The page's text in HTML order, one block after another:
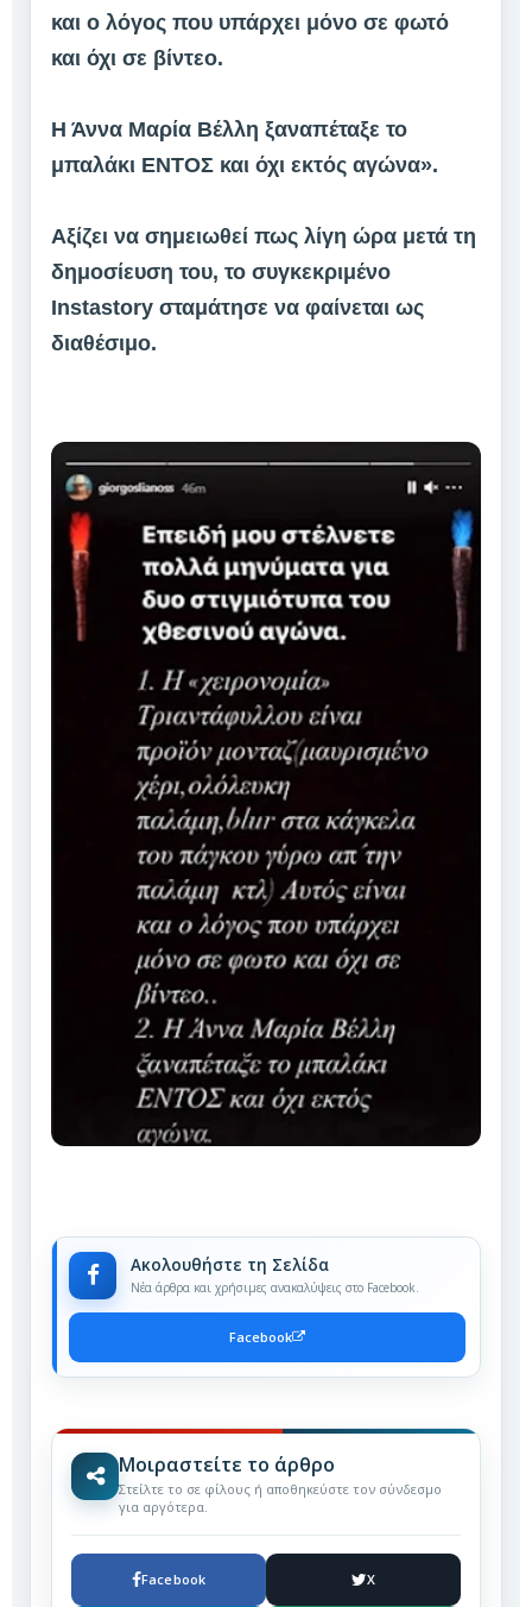
και ο λόγος που υπάρχει μόνο σε φωτό
και όχι σε βίντεο.
Η Άννα Μαρία Βέλλη ξαναπέταξε το
μπαλάκι ΕΝΤΟΣ και όχι εκτός αγώνα».
Αξίζει να σημειωθεί πως λίγη ώρα μετά τη
δημοσίευση του, το συγκεκριμένο
Instastory σταμάτησε να φαίνεται ως
διαθέσιμο.
Ακολουθήστε τη Σελίδα
Νέα άρθρα και χρήσιμες ανακαλύψεις στο Facebook.
Facebook
Μοιραστείτε το άρθρο
Στείλτε το σε φίλους ή αποθηκεύστε τον σύνδεσμο
για αργότερα.
Facebook X